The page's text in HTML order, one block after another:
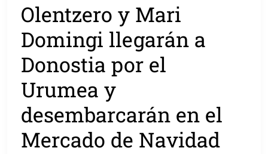
Olentzero y Mari
Domingi llegarán a
Donostia por el
Urumea y
desembarcarán en el
Mercado de Navidad